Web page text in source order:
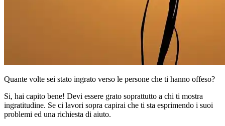
Quante volte sei stato ingrato verso le persone che ti hanno offeso?
Si, hai capito bene! Devi essere grato soprattutto a chi ti mostra
ingratitudine. Se ci lavori sopra capirai che ti sta esprimendo i suoi
problemi ed una richiesta di aiuto.